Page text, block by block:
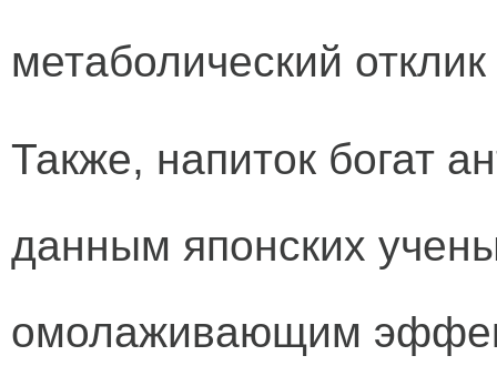
метаболический
Также, напиток богат
данным японских
омолаживающим